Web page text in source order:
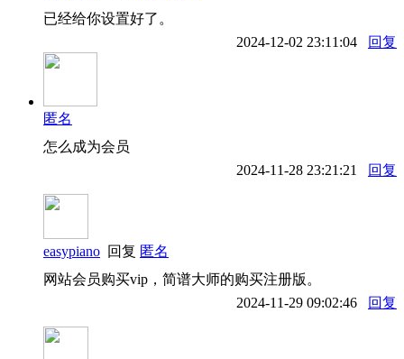
已经给你设置好了。
2024-12-02 23:11:04
回复
匿名
怎么成为会员
2024-11-28 23:21:21
回复
easypiano 回复 匿名
网站会员购买vip，简谱大师的购买注册版。
2024-11-29 09:02:46
回复